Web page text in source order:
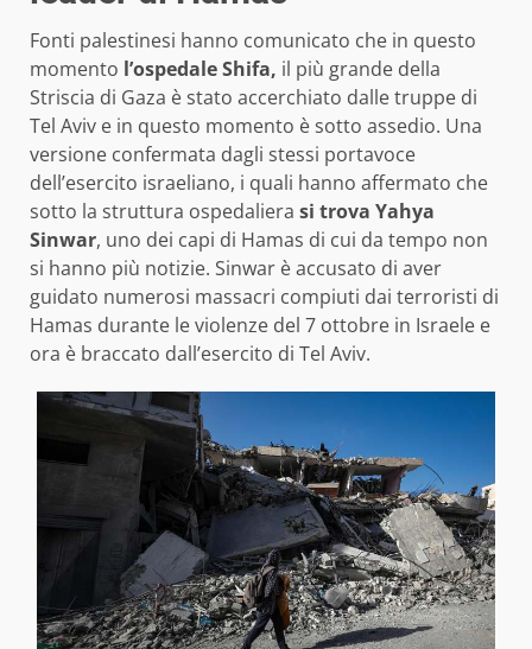
Fonti palestinesi hanno comunicato che in questo
momento l’ospedale Shifa, il più grande della
Striscia di Gaza è stato accerchiato dalle truppe di
Tel Aviv e in questo momento è sotto assedio. Una
versione confermata dagli stessi portavoce
dell’esercito israeliano, i quali hanno affermato che
sotto la struttura ospedaliera si trova Yahya
Sinwar, uno dei capi di Hamas di cui da tempo non
si hanno più notizie. Sinwar è accusato di aver
guidato numerosi massacri compiuti dai terroristi di
Hamas durante le violenze del 7 ottobre in Israele e
ora è braccato dall’esercito di Tel Aviv.